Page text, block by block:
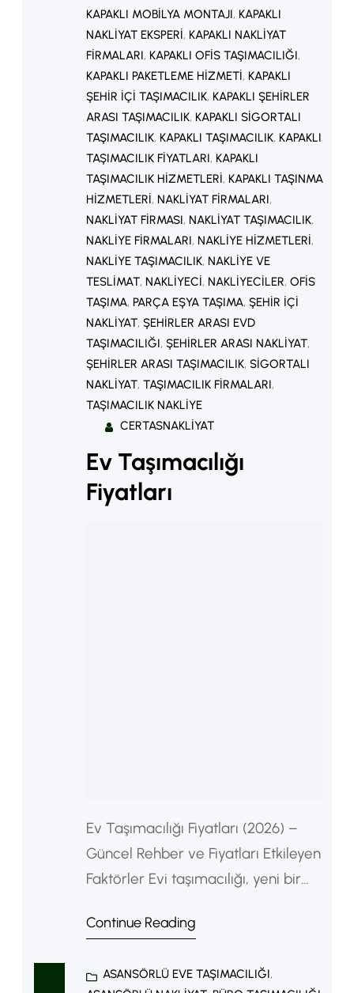
KAPAKLI MOBILYA MONTAJI, KAPAKLI
NAKLIYAT EKSPERI, KAPAKLI NAKLIYAT
FIRMALARI, KAPAKLI OFIS TAŞIMACILIĞI
KAPAKLI PAKETLEME HIZMETI, KAPAKLI
ŞEHIR IÇI TAŞIMACILIK, KAPAKLI ŞEHIRLER
ARASI TAŞIMACILIK, KAPAKLI SIGORTALI
TAŞIMACILIK, KAPAKLI TAŞIMACILIK, KAPAKLI
TAŞIMACILIK FIYATLARI, KAPAKLI
TAŞIMACILIK HIZMETLERI, KAPAKLI TAŞINMA
HIZMETLERI, NAKLIYAT FIRMALARI
NAKLIYAT FIRMASI, NAKLIYAT TAŞIMACILIK
NAKLIYE FIRMALARI, NAKLIYE HIZMETLERI
NAKLIYE TAŞIMACILIK, NAKLIYE VE
TESLIMAT, NAKLIYECI, NAKLIYECILER, OFIS
TAŞIMA, PARÇA EŞYA TAŞIMA, ŞEHIR IÇI
NAKLIYAT, ŞEHIRLER ARASI EVD
TAŞIMACILIĞI, ŞEHIRLER ARASI NAKLIYAT
ŞEHIRLER ARASI TAŞIMACILIK, SIGORTALI
NAKLIYAT, TAŞIMACILIK FIRMALARI
TAŞIMACILIK NAKLIYE
CERTASNAKLIYAT
Ev Taşımacılığı
Fiyatları
Ev Taşımacılığı Fiyatları (2026) –
Güncel Rehber ve Fiyatları Etkileyen
Faktörler Evi taşımacılığı, yeni bir
biridir. Ancak bu süreçte en çok
taşımacılığı fiyatları gelir. 2026 yılı
Continue Reading
ASANSÖRLÜ EVE TAŞIMACILIĞI